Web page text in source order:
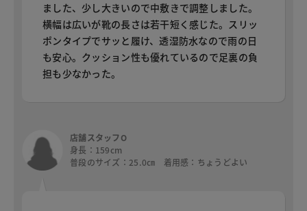
ました、少し大きいので中敷きで調整しました。
横幅は広いが靴の長さは若干短く感じた。スリッ
ポンタイプでサッと履け、透湿防水なので雨の日
も安心。クッション性も優れているので足裏の負
担も少なかった。
店舗スタッフO
身長：159cm
普段のサイズ：25.0㎝ 着用感：ちょうどよい